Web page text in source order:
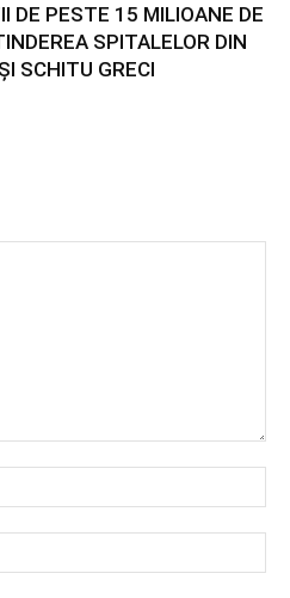
DE PESTE 15 MILIOANE DE
SPITALELOR DIN
SCHITU GRECI